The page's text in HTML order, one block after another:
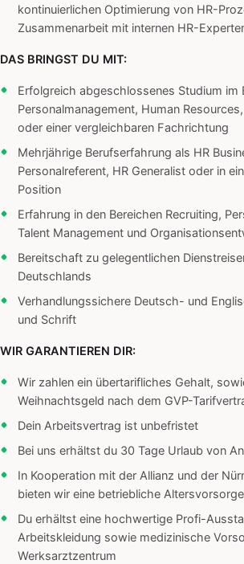
kontinuierlichen Optimierung von HR-
Zusammenarbeit mit internen HR-
DAS BRINGST DU MIT:
Erfolgreich abgeschlossenes Studium im
Personalmanagement, Human
oder einer vergleichbaren Fachrichtung
Mehrjährige Berufserfahrung als HR
Personalreferent, HR Generalist oder in
Position
Erfahrung in den Bereichen Recruiting,
Talent Management und
Bereitschaft zu gelegentlichen
Deutschlands
Verhandlungssichere Deutsch- und
und Schrift
WIR GARANTIEREN DIR:
Wir zahlen ein übertarifliches Gehalt,
Weihnachtsgeld nach dem GVP-
Dein Arbeitsvertrag ist unbefristet
Bei uns erhältst du 30 Tage Urlaub von
In Kooperation mit der Allianz und der
bieten wir eine betriebliche Altersvorsorge
Du erhältst eine hochwertige Profi-
Arbeitskleidung sowie medizinische
Werksarztzentrum